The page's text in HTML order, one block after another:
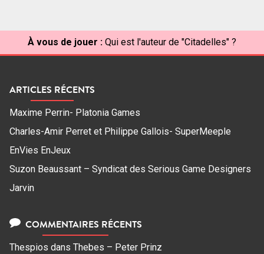
À vous de jouer : Qui est l'auteur de "Citadelles" ?
ARTICLES RÉCENTS
Maxime Perrin- Platonia Games
Charles-Amir Perret et Philippe Gallois- SuperMeeple
EnVies EnJeux
Suzon Beaussant – Syndicat des Serious Game Designers
Jarvin
COMMENTAIRES RÉCENTS
Thespios dans Thebes – Peter Prinz